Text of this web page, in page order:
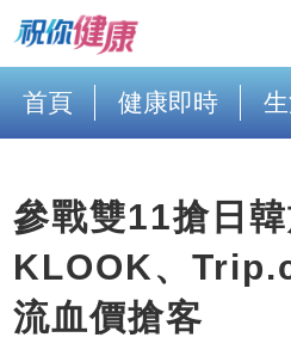
首頁 健康即時
參戰雙11搶日
KLOOK、
流血價搶客